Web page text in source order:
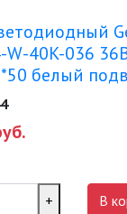
W-40K-036
белый
+
В